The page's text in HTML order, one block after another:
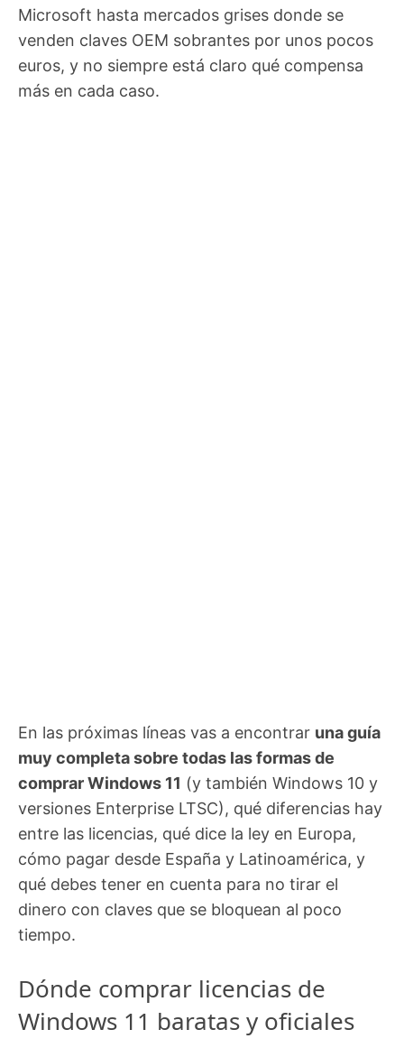
Microsoft hasta mercados grises donde se
venden claves OEM sobrantes por unos pocos
euros, y no siempre está claro qué compensa
más en cada caso.
En las próximas líneas vas a encontrar una guía
muy completa sobre todas las formas de
comprar Windows 11 (y también Windows 10 y
versiones Enterprise LTSC), qué diferencias hay
entre las licencias, qué dice la ley en Europa,
cómo pagar desde España y Latinoamérica, y
qué debes tener en cuenta para no tirar el
dinero con claves que se bloquean al poco
tiempo.
Dónde comprar licencias de
Windows 11 baratas y oficiales